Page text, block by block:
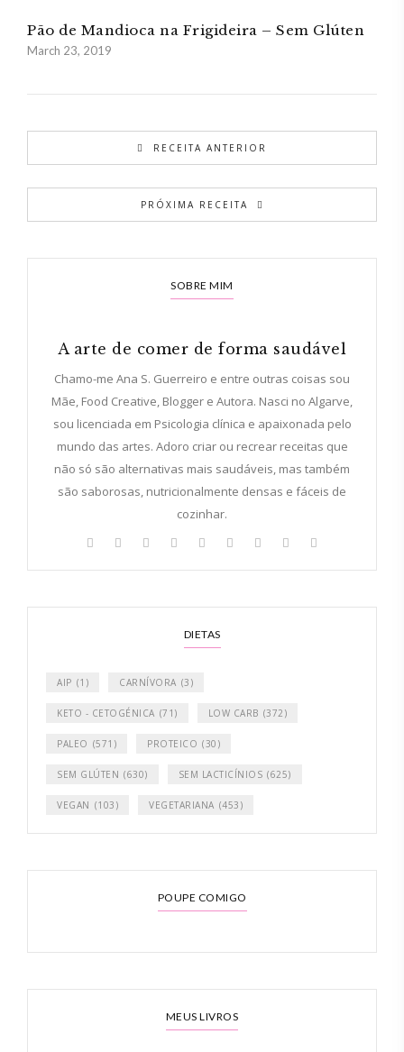
Pão de Mandioca na Frigideira – Sem Glúten
March 23, 2019
RECEITA ANTERIOR
PRÓXIMA RECEITA
SOBRE MIM
A arte de comer de forma saudável
Chamo-me Ana S. Guerreiro e entre outras coisas sou
Mãe, Food Creative, Blogger e Autora. Nasci no Algarve,
sou licenciada em Psicologia clínica e apaixonada pelo
mundo das artes. Adoro criar ou recrear receitas que
não só são alternativas mais saudáveis, mas também
são saborosas, nutricionalmente densas e fáceis de
cozinhar.
DIETAS
AIP (1) CARNÍVORA (3)
KETO - CETOGÉNICA (71) LOW CARB (372)
PALEO (571) PROTEICO (30)
SEM GLÚTEN (630) SEM LACTICÍNIOS (625)
VEGAN (103) VEGETARIANA (453)
POUPE COMIGO
MEUS LIVROS